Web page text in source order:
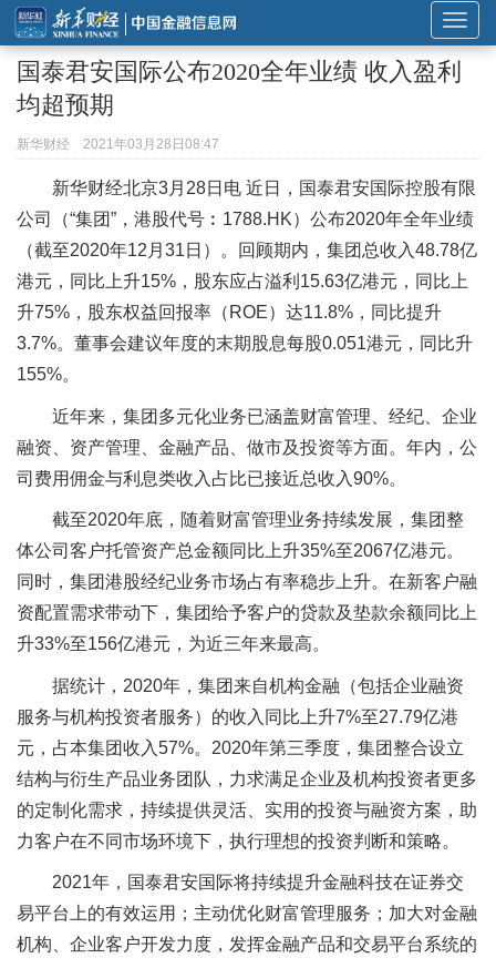
展
开
或
导
航
国泰君安国际公布2020全年业绩 收入盈利
均超预期
新华财经 2021年03月28日08:47
新华财经北京3月28日电 近日，国泰君安国际控股有限
公司（“集团”，港股代号︰1788.HK）公布2020年全年业绩
（截至2020年12月31日）。回顾期内，集团总收入48.78亿
港元，同比上升15%，股东应占溢利15.63亿港元，同比上
升75%，股东权益回报率（ROE）达11.8%，同比提升
3.7%。董事会建议年度的末期股息每股0.051港元，同比升
155%。
近年来，集团多元化业务已涵盖财富管理、经纪、企业
融资、资产管理、金融产品、做市及投资等方面。年内，公
司费用佣金与利息类收入占比已接近总收入90%。
截至2020年底，随着财富管理业务持续发展，集团整
体公司客户托管资产总金额同比上升35%至2067亿港元。
同时，集团港股经纪业务市场占有率稳步上升。在新客户融
资配置需求带动下，集团给予客户的贷款及垫款余额同比上
升33%至156亿港元，为近三年来最高。
据统计，2020年，集团来自机构金融（包括企业融资
服务与机构投资者服务）的收入同比上升7%至27.79亿港
元，占本集团收入57%。2020年第三季度，集团整合设立
结构与衍生产品业务团队，力求满足企业及机构投资者更多
的定制化需求，持续提供灵活、实用的投资与融资方案，助
力客户在不同市场环境下，执行理想的投资判断和策略。
2021年，国泰君安国际将持续提升金融科技在证券交
易平台上的有效运用；主动优化财富管理服务；加大对金融
机构、企业客户开发力度，发挥金融产品和交易平台系统的